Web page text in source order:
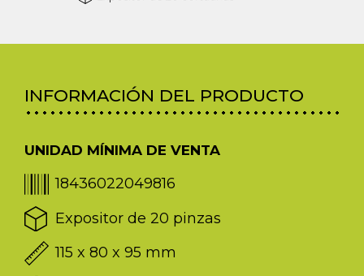
INFORMACIÓN DEL PRODUCTO
UNIDAD MÍNIMA DE VENTA
18436022049816
Expositor de 20 pinzas
115 x 80 x 95 mm